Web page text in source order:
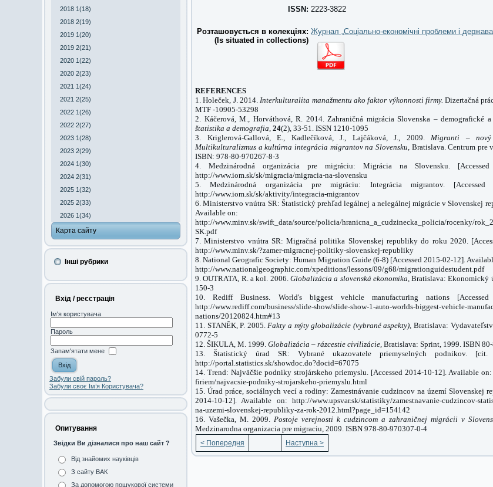
2018 1(18)
2018 2(19)
2019 1(20)
2019 2(21)
2020 1(22)
2020 2(23)
2021 1(24)
2021 2(25)
2022 1(26)
2022 2(27)
2023 1(28)
2023 2(29)
2024 1(30)
2024 2(31)
2025 1(32)
2025 2(33)
2026 1(34)
Карта сайту
Інші рубрики
Вхід / реєстрація
Ім'я користувача
Пароль
Запам'ятати мене
Забули свій пароль?
Забули своє Ім’я Користувача?
Опитування
Звідки Ви дізналися про наш сайт ?
Від знайомих науківців
З сайту ВАК
За допомогою пошукової системи
ISSN: 2223-3822
Розташовується в колекціях:
(Is situated in collections)
Журнал „Соціально-економічні проблеми і
REFERENCES
1. Holeček, J. 2014.Interkulturalita manažmentu ako faktor výkonnosti firmy. Dizertačná
MTF -10905-53298
2. Káčerová, M., Horváthová, R. 2014. Zahraničná migrácia Slovenska – demografické a
štatistika a demografia, 24(2), 33-51. ISSN 1210-1095
3. Kriglerová-Gallová, E., Kadlečíková, J., Lajčáková, J., 2009. Migranti – nový
Multikulturalizmus a kultúrna integrácia migrantov na Slovensku, Bratislava. Centrum pre
ISBN: 978-80-970267-8-3
4. Medzinárodná organizácia pre migráciu: Migrácia na Slovensku. [Accessed
http://www.iom.sk/sk/migracia/migracia-na-slovensku
5. Medzinárodná organizácia pre migráciu: Integrácia migrantov. [Accessed
http://www.iom.sk/sk/aktivity/integracia-migrantov
6. Ministerstvo vnútra SR: Štatistický prehľad legálnej a nelegálnej migrácie v Slovenskej
Available on:
http://www.minv.sk/swift_data/source/policia/hranicna_a_cudzinecka_policia/rocenky/
SK.pdf
7. Ministerstvo vnútra SR: Migračná politika Slovenskej republiky do roku 2020.
http://www.minv.sk/?zamer-migracnej-politiky-slovenskej-republiky
8. National Geografic Society: Human Migration Guide (6-8) [Accessed 2015‐02‐12].
http://www.nationalgeographic.com/xpeditions/lessons/09/g68/migrationguidestudent.pdf
9. OUTRATA, R. a kol. 2006. Globalizácia a slovenská ekonomika,Bratislava: Ekonomický
150-3
10. Rediff Business. World's biggest vehicle manufacturing nations [Accessed
http://www.rediff.com/business/slide-show/slide-show-1-auto-worlds-biggest-vehicle-
nations/20120824.htm#13
11. STANĚK, P. 2005.Fakty a mýty globalizácie (vybrané aspekty), Bratislava:
0772-5
12. ŠIKULA, M. 1999. Globalizácia – rázcestie civilizácie, Bratislava: Sprint, 1999. ISBN
13. Štatistický úrad SR: Vybrané ukazovatele priemyselných podnikov. [cit.
http://portal.statistics.sk/showdoc.do?docid=67075
14. Trend: Najväčšie podniky strojárskeho priemyslu. [Accessed 2014‐10‐12]. Available
firiem/najvacsie-podniky-strojarskeho-priemyslu.html
15. Úrad práce, sociálnych vecí a rodiny: Zamestnávanie cudzincov na území Slovenskej
2014‐10‐12]. Available on: http://www.upsvar.sk/statistiky/zamestnavanie-cudzincov-
na-uzemi-slovenskej-republiky-za-rok-2012.html?page_id=154142
16. Vašečka, M. 2009. Postoje verejnosti k cudzincom a zahraničnej migrácii v
Medzinarodna organizacia pre migraciu, 2009. ISBN 978-80-970307-0-4
< Попередня Наступна >